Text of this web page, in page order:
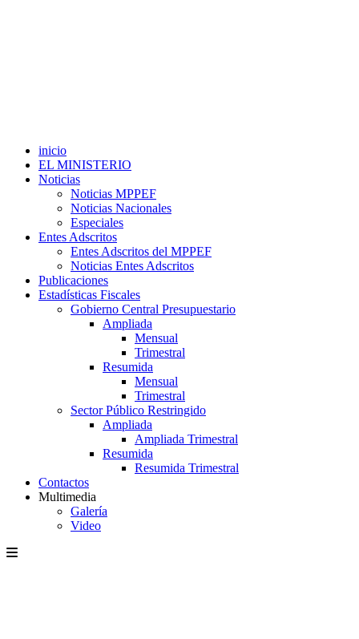
inicio
EL MINISTERIO
Noticias
Noticias MPPEF
Noticias Nacionales
Especiales
Entes Adscritos
Entes Adscritos del MPPEF
Noticias Entes Adscritos
Publicaciones
Estadísticas Fiscales
Gobierno Central Presupuestario
Ampliada
Mensual
Trimestral
Resumida
Mensual
Trimestral
Sector Público Restringido
Ampliada
Ampliada Trimestral
Resumida
Resumida Trimestral
Contactos
Multimedia
Galería
Video